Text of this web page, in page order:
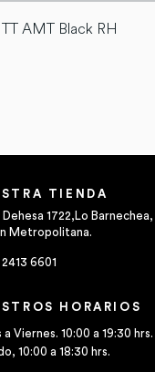
AMT Black RH
TIENDA
Dehesa 1722,Lo Barnechea,
Metropolitana.
6601
HORARIOS
a Viernes. 10:00 a 19:30 hrs.
10:00 a 18:30 hrs.